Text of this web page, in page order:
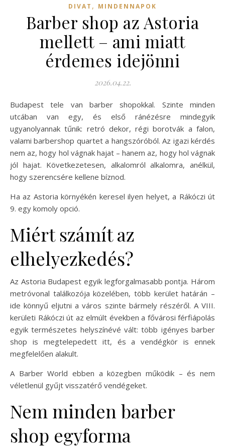
DIVAT , MINDENNAPOK
Barber shop az Astoria
mellett – ami miatt
érdemes idejönni
2026.04.22.
Budapest tele van barber shopokkal. Szinte minden
utcában van egy, és első ránézésre mindegyik
ugyanolyannak tűnik: retró dekor, régi borotvák a falon,
valami barbershop quartet a hangszóróból. Az igazi kérdés
nem az, hogy hol vágnak hajat – hanem az, hogy hol vágnak
jól hajat. Következetesen, alkalomról alkalomra, anélkül,
hogy szerencsére kellene bíznod.
Ha az Astoria környékén keresel ilyen helyet, a Rákóczi út
9. egy komoly opció.
Miért számít az
elhelyezkedés?
Az Astoria Budapest egyik legforgalmasabb pontja. Három
metróvonal találkozója közelében, több kerület határán –
ide könnyű eljutni a város szinte bármely részéről. A VIII.
kerületi Rákóczi út az elmúlt években a fővárosi férfiápolás
egyik természetes helyszínévé vált: több igényes barber
shop is megtelepedett itt, és a vendégkör is ennek
megfelelően alakult.
A Barber World ebben a közegben működik – és nem
véletlenül gyűjt visszatérő vendégeket.
Nem minden barber
shop egyforma